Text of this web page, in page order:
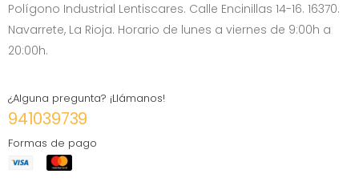
Polígono Industrial Lentiscares. Calle Encinillas 14-16. 16370.
Navarrete, La Rioja. Horario de lunes a viernes de 9:00h a
20:00h.
¿Alguna pregunta? ¡Llámanos!
941039739
Formas de pago